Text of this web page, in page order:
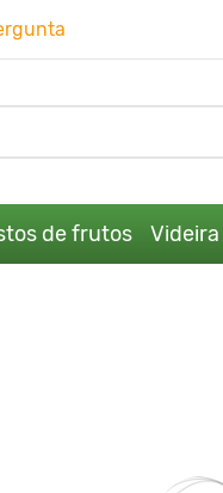
de frutos Videira